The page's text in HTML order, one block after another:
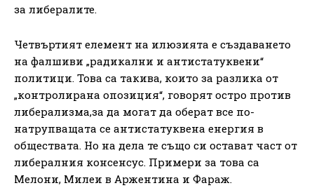
за либералите.
Четвъртият елемент на илюзията е създаването
на фалшиви „радикални и антистатуквени“
политици. Това са такива, които за разлика от
„контролирана опозиция“, говорят остро против
либерализма,за да могат да оберат все по-
натрупващата се антистатуквена енергия в
обществата. Но на дела те също си остават част от
либералния консенсус. Примери за това са
Мелони, Милеи в Аржентина и Фараж.